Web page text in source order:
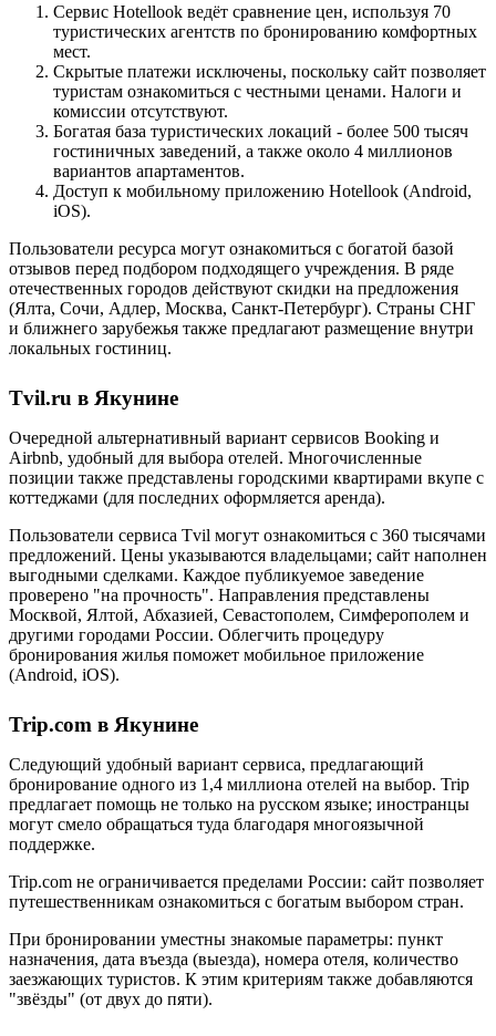
Сервис Hotellook ведёт сравнение цен, используя 70
туристических агентств по бронированию комфортных
мест.
Скрытые платежи исключены, поскольку сайт позволяет
туристам ознакомиться с честными ценами. Налоги и
комиссии отсутствуют.
Богатая база туристических локаций - более 500 тысяч
гостиничных заведений, а также около 4 миллионов
вариантов апартаментов.
Доступ к мобильному приложению Hotellook (Android,
iOS).
Пользователи ресурса могут ознакомиться с богатой базой
отзывов перед подбором подходящего учреждения. В ряде
отечественных городов действуют скидки на предложения
(Ялта, Сочи, Адлер, Москва, Санкт-Петербург). Страны СНГ
и ближнего зарубежья также предлагают размещение внутри
локальных гостиниц.
Tvil.ru в Якунине
Очередной альтернативный вариант сервисов Booking и
Airbnb, удобный для выбора отелей. Многочисленные
позиции также представлены городскими квартирами вкупе с
коттеджами (для последних оформляется аренда).
Пользователи сервиса Tvil могут ознакомиться с 360 тысячами
предложений. Цены указываются владельцами; сайт наполнен
выгодными сделками. Каждое публикуемое заведение
проверено "на прочность". Направления представлены
Москвой, Ялтой, Абхазией, Севастополем, Симферополем и
другими городами России. Облегчить процедуру
бронирования жилья поможет мобильное приложение
(Android, iOS).
Trip.com в Якунине
Следующий удобный вариант сервиса, предлагающий
бронирование одного из 1,4 миллиона отелей на выбор. Trip
предлагает помощь не только на русском языке; иностранцы
могут смело обращаться туда благодаря многоязычной
поддержке.
Trip.com не ограничивается пределами России: сайт позволяет
путешественникам ознакомиться с богатым выбором стран.
При бронировании уместны знакомые параметры: пункт
назначения, дата въезда (выезда), номера отеля, количество
заезжающих туристов. К этим критериям также добавляются
"звёзды" (от двух до пяти).